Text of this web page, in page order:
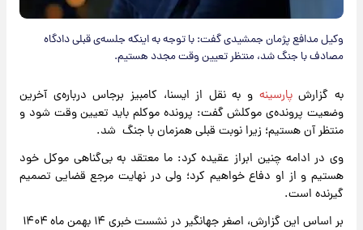
وکیل مدافع پژمان جمشیدی گفت: با توجه به اینکه جلسه‌ی قبلی دادگاه
مصادف با جنگ شد، منتظر تعیین وقت مجدد هستیم.
به گزارشپارسینه و به نقل از ایسنا، کامبیز برجاس درباره‌ی آخرین
وضعیت پرونده‌ی موکلش گفت: پرونده‌ موکلم باید تعیین وقت شود و
منتظر آن هستیم؛ زیرا نوبت قبلی‌ همزمان با جنگ شد.
وی در ادامه چنین ابراز عقیده کرد: ما معتقد به بی‌گناهی موکل خود
هستیم و از او دفاع خواهیم کرد؛ ولی در نهایت مرجع قضایی تصمیم
گیرنده است.